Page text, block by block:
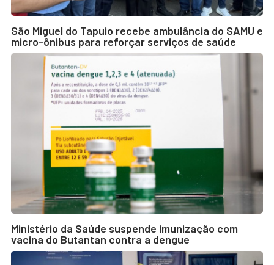
São Miguel do Tapuio recebe ambulância do SAMU e
micro-ônibus para reforçar serviços de saúde
Ministério da Saúde suspende imunização com
vacina do Butantan contra a dengue